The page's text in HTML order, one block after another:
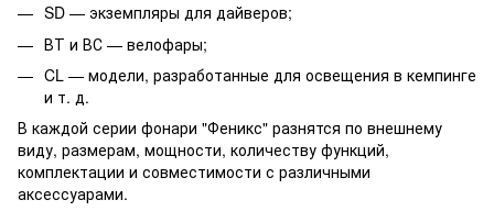
SD — экземпляры для дайверов;
ВТ и ВС — велофары;
CL — модели, разработанные для освещения в кемпинге
и т. д.
В каждой серии фонари "Феникс" разнятся по внешнему
виду, размерам, мощности, количеству функций,
комплектации и совместимости с различными
аксессуарами.